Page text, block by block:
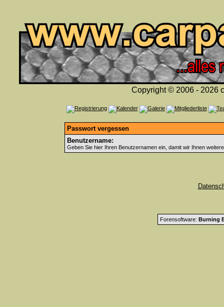
Copyright © 2006 - 2026
Passwort vergessen
Benutzername:
Geben Sie hier Ihren Benutzernamen ein, damit wir Ihnen
Forensoftware: Burning